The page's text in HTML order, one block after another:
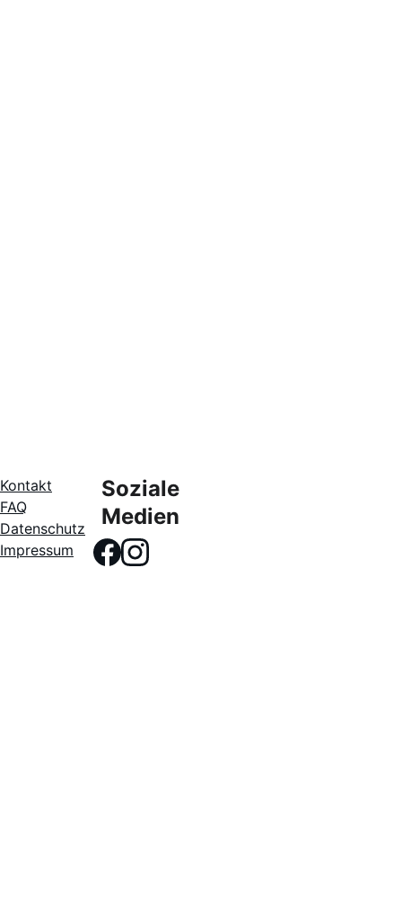
Soziale
Medien
Kontakt
FAQ
Datenschutz
Impressum